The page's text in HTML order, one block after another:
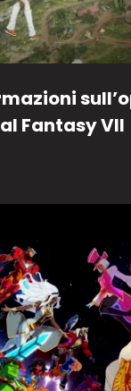
Fantasy VII